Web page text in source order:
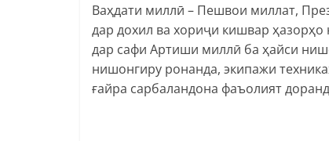
Ваҳдати миллӣ – Пешвои миллат,
дар дохил ва хориҷи кишвар
дар сафи Артиши миллӣ ба ҳайси
нишонгиру ронанда, экипажи
ғайра сарбаландона фаъолият